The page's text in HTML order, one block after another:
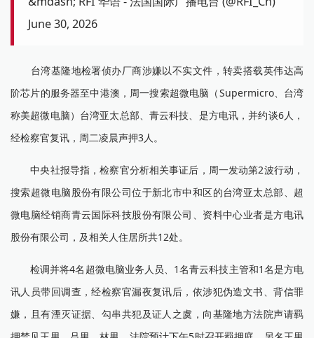
June 30, 2026
台湾基隆地检署侦办厂商涉嫌以不实文件，转卖搭载英伟达高
阶芯片的服务器至中港澳，周一搜索超微电脑（Supermicro、台湾
称美超微电脑）台湾亚太总部、青云科技、是方电讯，并约谈6人，
经检察官复讯，周二凌晨声押3人。
中央社报导指，检察官分析相关事证后，周一发动第2波行动，
搜索超微电脑股份有限公司位于新北市中和区的台湾亚太总部、超
微电脑经销商青云国际科技股份有限公司、资料中心业者是方电讯
股份有限公司，及相关人住居所共12处。
检调并将4名超微电脑业务人员、1名青云科技主管和1名是方电
讯人员带回调查，经检察官漏夜复讯后，依涉犯伪造文书、背信罪
嫌，且有湮灭证据、勾串共犯及证人之虞，向基隆地方法院声请羁